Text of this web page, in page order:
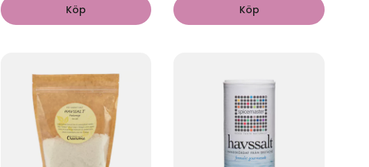
Köp Köp